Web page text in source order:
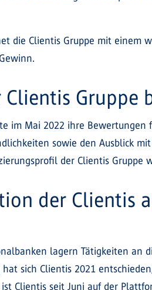
die Clientis Gruppe mit
Clientis Gruppe
im Mai 2022 ihre
sowie den Ausblick
der Clientis Gruppe
der Clientis
lagern Tätigkeiten
sich Clientis 2021
Clientis seit Juni auf der